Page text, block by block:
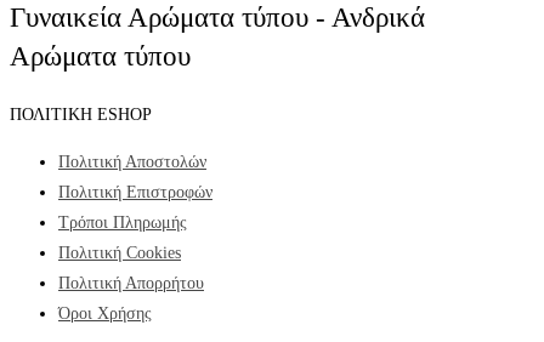
Γυναικεία Αρώματα τύπου - Ανδρικά
Αρώματα τύπου
ΠΟΛΙΤΙΚΗ ESHOP
Πολιτική Αποστολών
Πολιτική Επιστροφών
Τρόποι Πληρωμής
Πολιτική Cookies
Πολιτική Απορρήτου
Όροι Χρήσης